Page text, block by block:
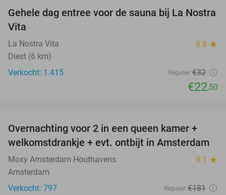
30%
Gehele dag entree voor de sauna bij La Nostra
Vita
La Nostra Vita 9.8 star
Diest (6 km)
Verkocht: 1.415
Regulier €32
€22,50
51%
Overnachting voor 2 in een queen kamer +
welkomstdrankje + evt. ontbijt in Amsterdam
Moxy Amsterdam Houthavens 9.1 star
Amsterdam
Verkocht: 797
Regulier €181